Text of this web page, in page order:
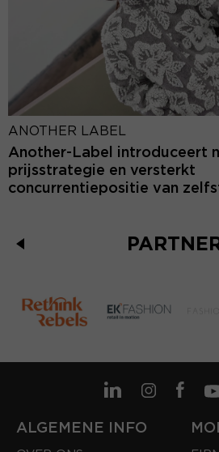
ANOTHER LABEL
Another-Label introduceert
prijsstrategie en versterkt
concurrentiepositie van
ALGEMENE INFO